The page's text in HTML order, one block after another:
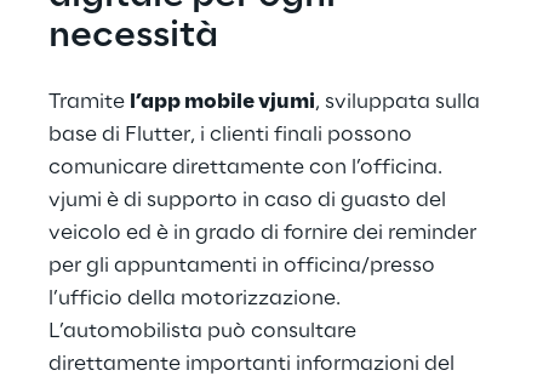
necessità
Tramite l’app mobile vjumi, sviluppata sulla
base di Flutter, i clienti finali possono
comunicare direttamente con l’officina.
vjumi è di supporto in caso di guasto del
veicolo ed è in grado di fornire dei reminder
per gli appuntamenti in officina/presso
l’ufficio della motorizzazione.
L’automobilista può consultare
direttamente importanti informazioni del